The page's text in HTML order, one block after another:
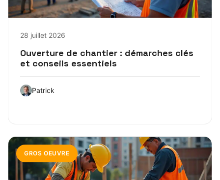
28 juillet 2026
Ouverture de chantier : démarches clés
et conseils essentiels
Patrick
GROS OEUVRE